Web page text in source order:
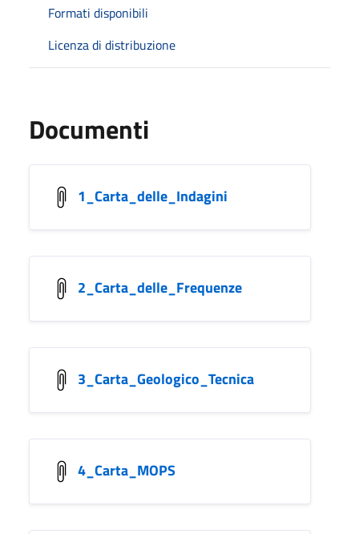
Formati disponibili
Licenza di distribuzione
Documenti
1_Carta_delle_Indagini
2_Carta_delle_Frequenze
3_Carta_Geologico_Tecnica
4_Carta_MOPS